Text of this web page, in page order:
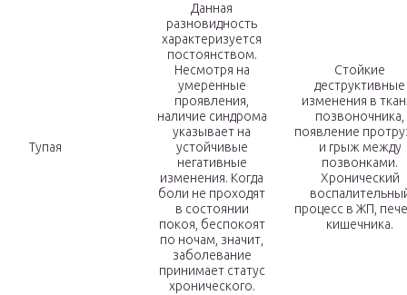
Тупая
Данная
разновидность
характеризуется
постоянством.
Несмотря на
умеренные
проявления,
наличие синдрома
указывает на
устойчивые
негативные
изменения. Когда
боли не проходят
в состоянии
покоя, беспокоят
по ночам, значит,
заболевание
принимает статус
хронического.
Стойкие
деструктивные
изменения в
позвоночника,
появление
и грыж между
позвонками.
Хронический
процесс в ЖП,
кишечника.